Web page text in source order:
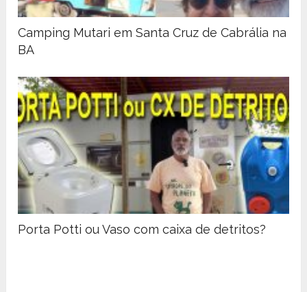
Camping Mutari em Santa Cruz de Cabrália na
BA
Porta Potti ou Vaso com caixa de detritos?